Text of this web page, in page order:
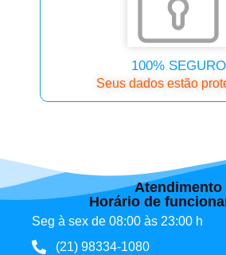
100% SEGURO
Seus dados estão
Atendimento
Horário de
Seg à sex de 08:00 às 23:00 h
(21) 98334-1080